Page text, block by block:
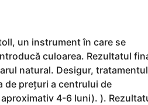
un instrument în care se
culoarea. Rezultatul
natural. Desigur,
de prețuri a centrului de
4-6 luni). ).